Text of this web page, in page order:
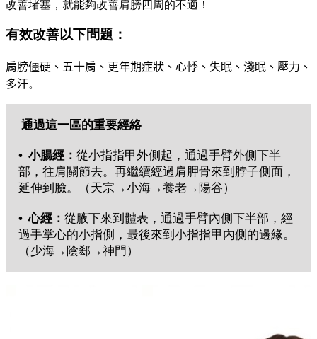
改善堵塞，就能夠改善肩膀四周的不適！
有效改善以下問題：
肩膀僵硬 、 五十肩 、 更年期症狀 、 心悸 、 失眠 、 淺眠 、 壓力 、
多汗。
通過這一區的重要經絡
• 小腸經： 從小指指甲外側起，通過手臂外側下半
部，往肩關節去。再繼續經過肩胛骨來到脖子側面，
延伸到臉。（天宗→小海→養老→陽谷）
• 心經： 從腋下來到體表，通過手臂內側下半部，經
過手掌心的小指側，最後來到小指指甲內側的邊緣。
（少海→陰郄→神門）